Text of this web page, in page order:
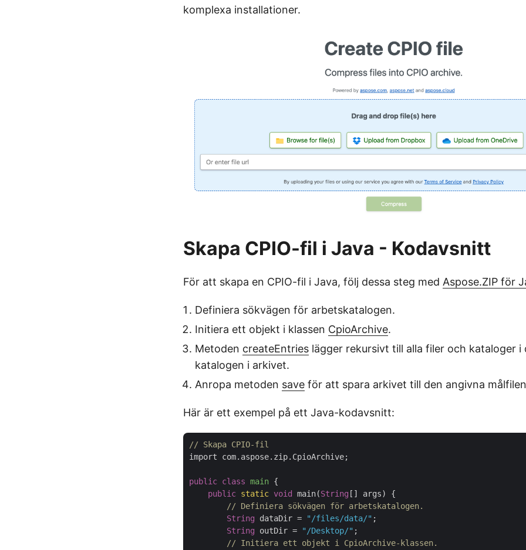
komplexa installationer.
Skapa CPIO-fil i Java - Kodavsnitt
För att skapa en CPIO-fil i Java, följ dessa steg med Aspose.ZIP för
Definiera sökvägen för arbetskatalogen.
Initiera ett objekt i klassen CpioArchive.
Metoden createEntries lägger rekursivt till alla filer och kataloger i
katalogen i arkivet.
Anropa metoden save för att spara arkivet till den angivna
Här är ett exempel på ett Java-kodavsnitt:
// Skapa CPIO-fil
import com.aspose.zip.CpioArchive;
public class main {
public static void main(String [] args) {
// Definiera sökvägen för arbetskatalogen.
String dataDir = "/files/data/" ;
String outDir = "/Desktop/" ;
// Initiera ett objekt i CpioArchive-klassen.